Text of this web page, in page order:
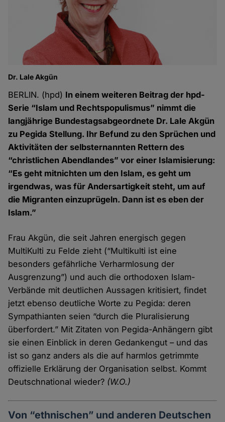
Dr. Lale Akgün
BERLIN. (hpd) In einem weiteren Beitrag der hpd-
Serie “Islam und Rechtspopulismus” nimmt die
langjährige Bundestagsabgeordnete Dr. Lale Akgün
zu Pegida Stellung. Ihr Befund zu den Sprüchen und
Aktivitäten der selbsternannten Rettern des
“christlichen Abendlandes” vor einer Islamisierung:
“Es geht mitnichten um den Islam, es geht um
irgendwas, was für Andersartigkeit steht, um auf
die Migranten einzuprügeln. Dann ist es eben der
Islam.”
Frau Akgün, die seit Jahren energisch gegen
MultiKulti zu Felde zieht (“Multikulti ist eine
besonders gefährliche Verharmlosung der
Ausgrenzung”) und auch die orthodoxen Islam-
Verbände mit deutlichen Aussagen kritisiert, findet
jetzt ebenso deutliche Worte zu Pegida: deren
Sympathianten seien “durch die Pluralisierung
überfordert.” Mit Zitaten von Pegida-Anhängern gibt
sie einen Einblick in deren Gedankengut – und das
ist so ganz anders als die auf harmlos getrimmte
offizielle Erklärung der Organisation selbst. Kommt
Deutschnational wieder? (W.O.)
Von “ethnischen” und anderen Deutschen